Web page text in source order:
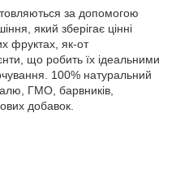
за допомогою
який зберігає цінні
фруктах, як-от
що робить їх ідеальними
100% натуральний
ГМО, барвників,
добавок.